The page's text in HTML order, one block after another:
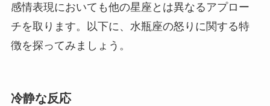
感情表現においても他の星座とは異なるアプロー
チを取ります。以下に、水瓶座の怒りに関する特
徴を探ってみましょう。
冷静な反応